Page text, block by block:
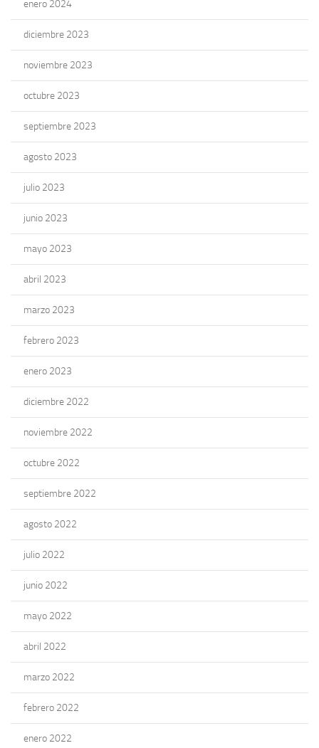
enero 2024
diciembre 2023
noviembre 2023
octubre 2023
septiembre 2023
agosto 2023
julio 2023
junio 2023
mayo 2023
abril 2023
marzo 2023
febrero 2023
enero 2023
diciembre 2022
noviembre 2022
octubre 2022
septiembre 2022
agosto 2022
julio 2022
junio 2022
mayo 2022
abril 2022
marzo 2022
febrero 2022
enero 2022